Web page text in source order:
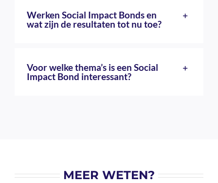
Werken Social Impact Bonds en
wat zijn de resultaten tot nu toe?
Voor welke thema’s is een Social
Impact Bond interessant?
MEER WETEN?